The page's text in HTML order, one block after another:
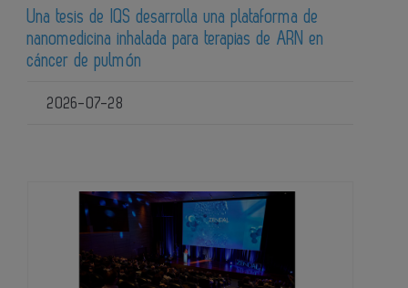
Una tesis de IQS desarrolla una plataforma de
nanomedicina inhalada para terapias de ARN en
cáncer de pulmón
2026-07-28